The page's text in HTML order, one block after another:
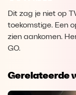
Dit zag je niet op
toekomstige. Een
zien aankomen.
GO.
Gerelateerde